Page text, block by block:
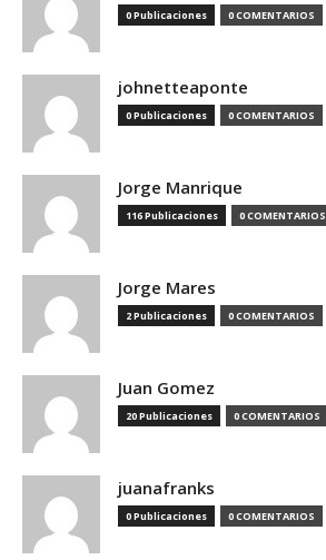
0 Publicaciones 0 COMENTARIOS
johnetteaponte
0 Publicaciones 0 COMENTARIOS
Jorge Manrique
116 Publicaciones 0 COMENTARIOS
Jorge Mares
2 Publicaciones 0 COMENTARIOS
Juan Gomez
20 Publicaciones 0 COMENTARIOS
juanafranks
0 Publicaciones 0 COMENTARIOS